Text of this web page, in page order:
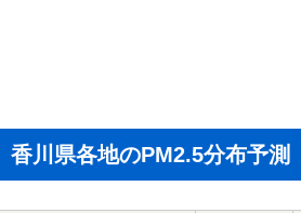
香川県各地のPM2.5分布予測